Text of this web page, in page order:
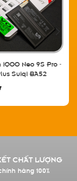
Neo 9S Pro -
Suiqi BA52